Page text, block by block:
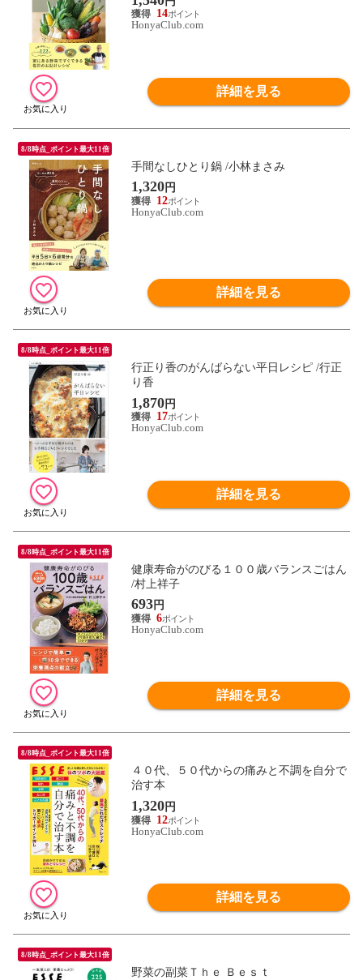
14
HonyaClub.com
詳細を見る
8/8時点_ポイント最大11倍
手間なしひとり鍋 /小林まさみ
1,320円
12
HonyaClub.com
詳細を見る
8/8時点_ポイント最大11倍
行正り香のがんばらない平日レシピ /行正
り香
1,870円
17
HonyaClub.com
詳細を見る
8/8時点_ポイント最大11倍
健康寿命がのびる１００歳バランスごはん
/村上祥子
693円
6
HonyaClub.com
詳細を見る
8/8時点_ポイント最大11倍
４０代、５０代からの痛みと不調を自分で
治す本
1,320円
12
HonyaClub.com
詳細を見る
8/8時点_ポイント最大11倍
野菜の副菜Ｔｈｅ Ｂｅｓｔ